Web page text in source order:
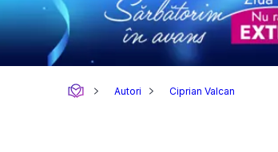
Autori Ciprian Valcan